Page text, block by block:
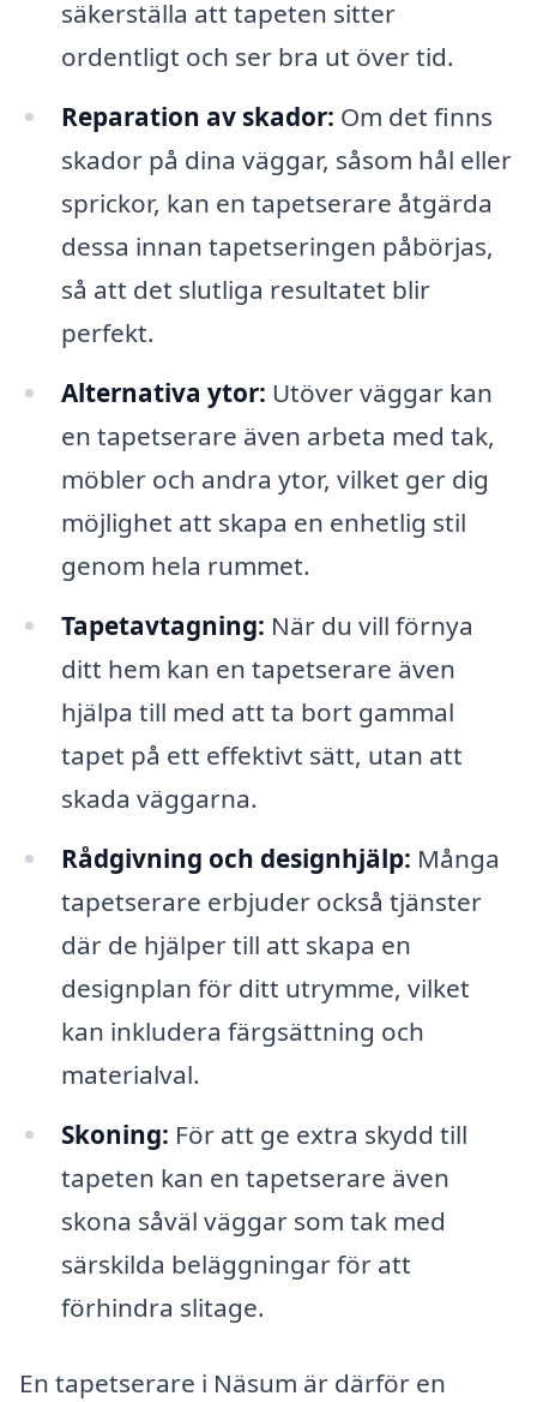
säkerställa att tapeten sitter
ordentligt och ser bra ut över tid.
Reparation av skador: Om det finns
skador på dina väggar, såsom hål eller
sprickor, kan en tapetserare åtgärda
dessa innan tapetseringen påbörjas,
så att det slutliga resultatet blir
perfekt.
Alternativa ytor: Utöver väggar kan
en tapetserare även arbeta med tak,
möbler och andra ytor, vilket ger dig
möjlighet att skapa en enhetlig stil
genom hela rummet.
Tapetavtagning: När du vill förnya
ditt hem kan en tapetserare även
hjälpa till med att ta bort gammal
tapet på ett effektivt sätt, utan att
skada väggarna.
Rådgivning och designhjälp: Många
tapetserare erbjuder också tjänster
där de hjälper till att skapa en
designplan för ditt utrymme, vilket
kan inkludera färgsättning och
materialval.
Skoning: För att ge extra skydd till
tapeten kan en tapetserare även
skona såväl väggar som tak med
särskilda beläggningar för att
förhindra slitage.
En tapetserare i Näsum är därför en